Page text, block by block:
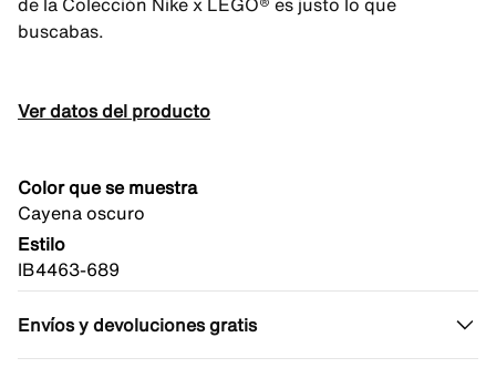
buscabas.
Ver datos del producto
Color que se muestra
Cayena oscuro
Estilo
IB4463-689
Envíos y devoluciones gratis